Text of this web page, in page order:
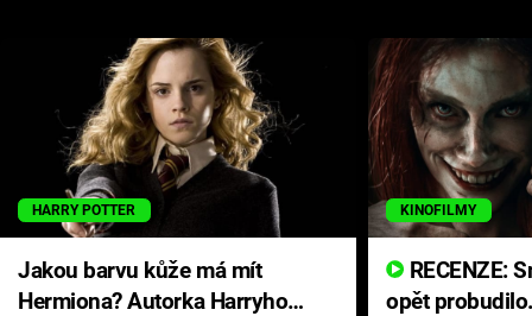
HARRY POTTER
Jakou barvu kůže má mít
Hermiona? Autorka Harryho
KINOFILMY
opět